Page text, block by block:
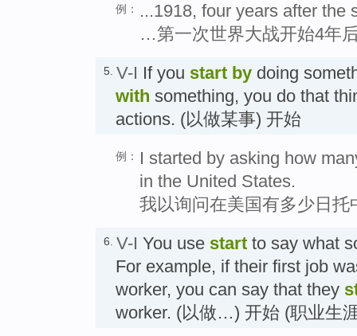
例：
...1918, four years after the
…第一次世界大战开始4年
5. V-I If you start by doing
with something, you do that
actions. (以做某事) 开始
例：
I started by asking how
in the United States.
我以询问在美国有多少日托
6. V-I You use start to say what
For example, if their first job
worker, you can say that they
worker. (以做…) 开始 (职业生